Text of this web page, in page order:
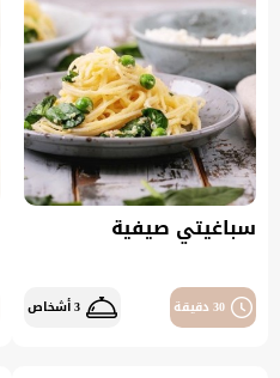
سباغيتي صيفية
30 دقيقة 3 أشخاص